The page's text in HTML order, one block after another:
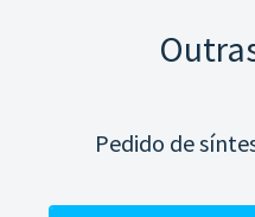
Pedido de